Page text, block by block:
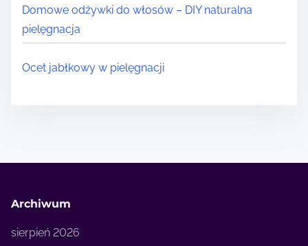
Domowe odżywki do włosów – DIY naturalna
pielęgnacja
Ocet jabłkowy w pielęgnacji
Archiwum
sierpień 2026